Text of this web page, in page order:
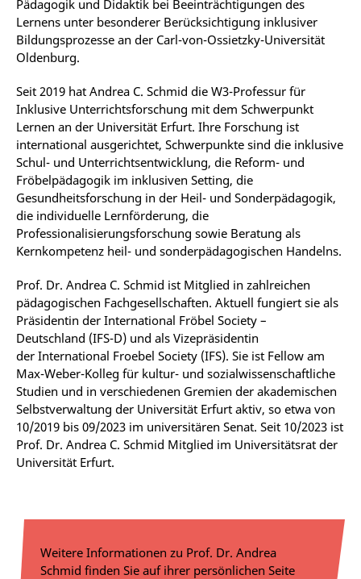
Pädagogik und Didaktik bei Beeinträcht­igungen des
Lernens unter besonderer Berücksich­ti­gung inklusiver
Bildungsprozesse an der Carl-von-Ossietzky-Universität
Oldenburg.
Seit 2019 hat Andrea C. Schmid die W3-Professur für
Inklusive Unterrichtsforschung mit dem Schwerpunkt
Lernen an der Universität Erfurt. Ihre Forschung ist
international ausgerichtet, Schwerpunkte sind die inklusive
Schul- und Unterrichtsentwicklung, die Reform- und
Fröbelpädagogik im inklusiven Setting, die
Gesundheitsforschung in der Heil- und Sonderpädagogik,
die individuelle Lernförderung, die
Professionalisierungsforschung sowie Beratung als
Kernkompetenz heil- und sonderpädagogischen Handelns.
Prof. Dr. Andrea C. Schmid ist Mitglied in zahlreichen
pädagogischen Fachgesellschaften. Aktuell fungiert sie als
Präsidentin der International Fröbel Society –
Deutschland (IFS-D) und als Vizepräsidentin
der International Froebel Society (IFS). Sie ist Fellow am
Max-Weber-Kolleg für kultur- und sozialwissenschaftliche
Studien und in verschiedenen Gremien der akademischen
Selbstverwaltung der Universität Erfurt aktiv, so etwa von
10/2019 bis 09/2023 im universitären Senat. Seit 10/2023 ist
Prof. Dr. Andrea C. Schmid Mitglied im Universitätsrat der
Universität Erfurt.
Weitere Informationen zu Prof. Dr. Andrea
Schmid finden Sie auf ihrer persönlichen Seite